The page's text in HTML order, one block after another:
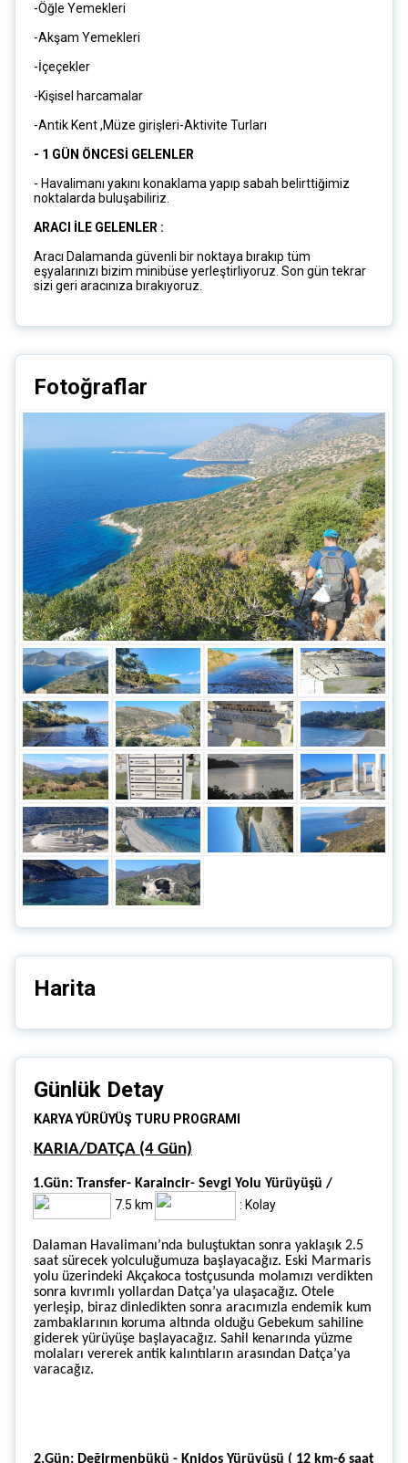
-Öğle Yemekleri
-Akşam Yemekleri
-İçeçekler
-Kişisel harcamalar
-Antik Kent ,Müze girişleri-Aktivite Turları
- 1 GÜN ÖNCESİ GELENLER
- Havalimanı yakını konaklama yapıp sabah belirttiğimiz
noktalarda buluşabiliriz.
ARACI İLE GELENLER :
Aracı Dalamanda güvenli bir noktaya bırakıp tüm
eşyalarınızı bizim minibüse yerleştirliyoruz. Son gün tekrar
sizi geri aracınıza bırakıyoruz.
Fotoğraflar
Harita
Günlük Detay
KARYA YÜRÜYÜŞ TURU PROGRAMI
KARIA/DATÇA (4 Gün)
1.Gün: Transfer- Karaincir- Sevgi Yolu Yürüyüşü /
7.5 km
: Kolay
Dalaman Havalimanı’nda buluştuktan sonra yaklaşık 2.5
saat sürecek yolculuğumuza başlayacağız. Eski Marmaris
yolu üzerindeki Akçakoca tostçusunda molamızı verdikten
sonra kıvrımlı yollardan Datça’ya ulaşacağız. Otele
yerleşip, biraz dinledikten sonra aracımızla endemik kum
zambaklarının koruma altında olduğu Gebekum sahiline
giderek yürüyüşe başlayacağız. Sahil kenarında yüzme
molaları vererek antik kalıntıların arasından Datça’ya
varacağız.
2.Gün: Değirmenbükü - Knidos Yürüyüşü ( 12 km-6 saat